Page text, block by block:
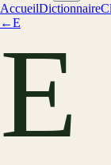
AccueilDictionnaire
←E
E